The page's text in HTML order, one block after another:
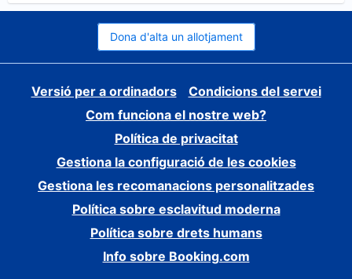
Dona d'alta un allotjament
Versió per a ordinadors
Condicions del servei
Com funciona el nostre web?
Política de privacitat
Gestiona la configuració de les cookies
Gestiona les recomanacions personalitzades
Política sobre esclavitud moderna
Política sobre drets humans
Info sobre Booking.com